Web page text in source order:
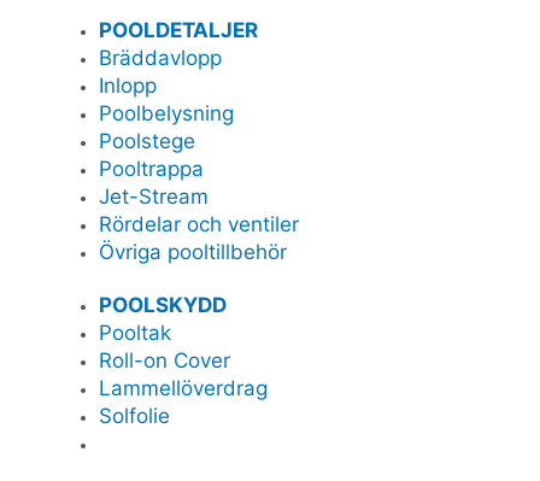
POOLDETALJER
Bräddavlopp
Inlopp
Poolbelysning
Poolstege
Pooltrappa
Jet-Stream
Rördelar och ventiler
Övriga pooltillbehör
POOLSKYDD
Pooltak
Roll-on Cover
Lammellöverdrag
Solfolie